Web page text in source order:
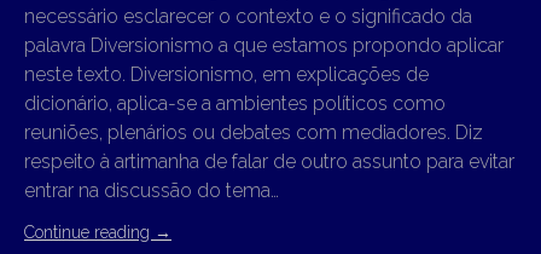
necessário esclarecer o contexto e o significado da
palavra Diversionismo a que estamos propondo aplicar
neste texto. Diversionismo, em explicações de
dicionário, aplica-se a ambientes políticos como
reuniões, plenários ou debates com mediadores. Diz
respeito à artimanha de falar de outro assunto para evitar
entrar na discussão do tema…
Continue reading →